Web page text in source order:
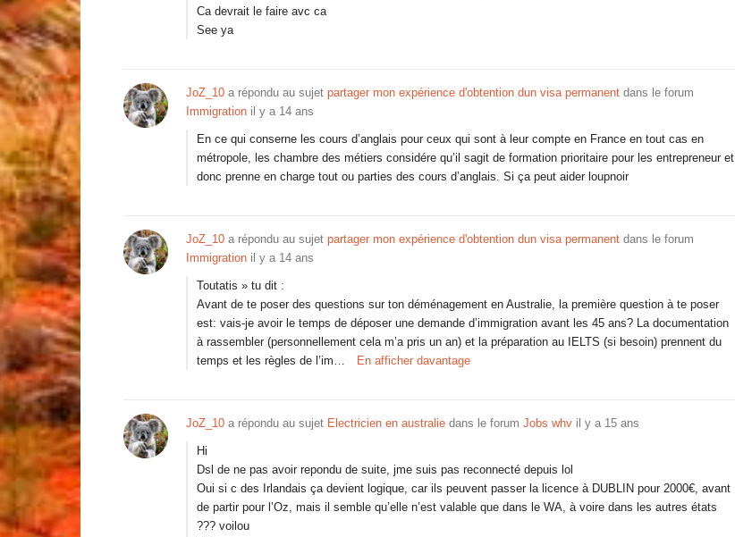
Ca devrait le faire avc ca
See ya
JoZ_10 a répondu au sujet partager mon expérience d'obtention dun visa permanent dans le forum
Immigration il y a 14 ans
En ce qui conserne les cours d’anglais pour ceux qui sont à leur compte en France en tout cas en
métropole, les chambre des métiers considére qu’il sagit de formation prioritaire pour les entrepreneur et
donc prenne en charge tout ou parties des cours d’anglais. Si ça peut aider loupnoir
JoZ_10 a répondu au sujet partager mon expérience d'obtention dun visa permanent dans le forum
Immigration il y a 14 ans
Toutatis » tu dit :
Avant de te poser des questions sur ton déménagement en Australie, la première question à te poser
est: vais-je avoir le temps de déposer une demande d’immigration avant les 45 ans? La documentation
à rassembler (personnellement cela m’a pris un an) et la préparation au IELTS (si besoin) prennent du
temps et les règles de l’im…
En afficher davantage
JoZ_10 a répondu au sujet Electricien en australie dans le forum Jobs whv il y a 15 ans
Hi
Dsl de ne pas avoir repondu de suite, jme suis pas reconnecté depuis lol
Oui si c des Irlandais ça devient logique, car ils peuvent passer la licence à DUBLIN pour 2000€, avant
de partir pour l’Oz, mais il semble qu’elle n’est valable que dans le WA, à voire dans les autres états
??? voilou